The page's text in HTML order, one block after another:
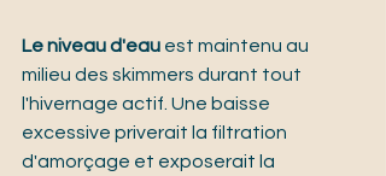
Le niveau d'eau est maintenu au
milieu des skimmers durant tout
l'hivernage actif. Une baisse
excessive priverait la filtration
d'amorçage et exposerait la